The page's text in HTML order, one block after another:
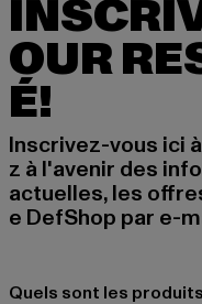
OUR
É!
Inscrivez-vous ici
z à l'avenir des
actuelles, les
e DefShop par e-
Quels sont les